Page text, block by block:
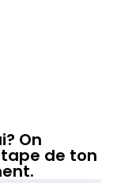
On
de ton